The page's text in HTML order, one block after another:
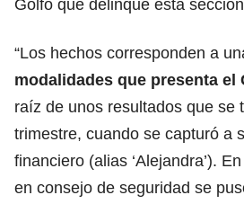
Golfo que delinque esta
“Los hechos corresponden a
modalidades que presenta el
raíz de unos resultados que se
trimestre, cuando se capturó a
financiero (alias ‘Alejandra’).
en consejo de seguridad se